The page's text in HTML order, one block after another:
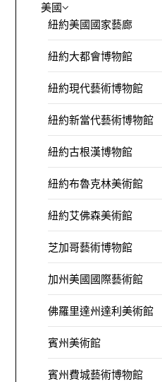
美國
紐約美國國家藝廊
紐約大都會博物館
紐約現代藝術博物館
紐約新當代藝術博物館
紐約古根漢博物館
紐約布魯克林美術館
紐約艾佛森美術館
芝加哥藝術博物館
加州美國國際藝術館
佛羅里達州達利美術館
賓州美術館
賓州費城藝術博物館